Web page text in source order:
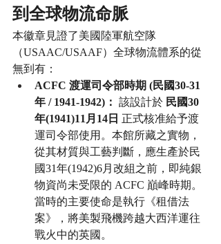
到全球物流命脈
本徽章見證了美國陸軍航空隊
（USAAC/USAAF）全球物流體系的從
無到有：
ACFC 渡運司令部時期 (民國30-31
年 / 1941-1942)： 該設計於 民國30
年(1941)11月14日 正式核准給予渡
運司令部使用。本館所藏之實物，
從其材質與工藝判斷，應生產於民
國31年(1942)6月改組之前，即純銀
物資尚未受限的 ACFC 巔峰時期。
當時的主要使命是執行《租借法
案》，將美製飛機跨越大西洋運往
戰火中的英國。